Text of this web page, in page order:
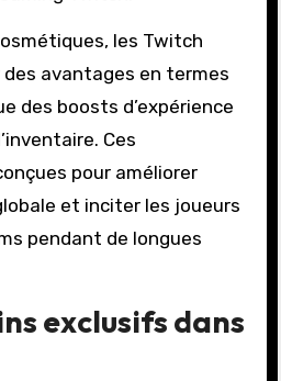
les Twitch
avantages en termes
des boosts d’expérience
Ces
pour améliorer
et inciter les joueurs
pendant de longues
exclusifs dans